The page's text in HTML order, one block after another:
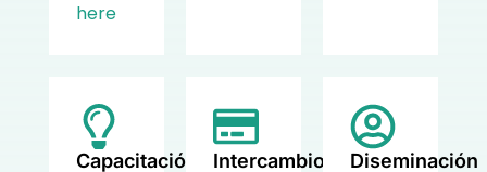
here
Capacitación Intercambio Diseminación